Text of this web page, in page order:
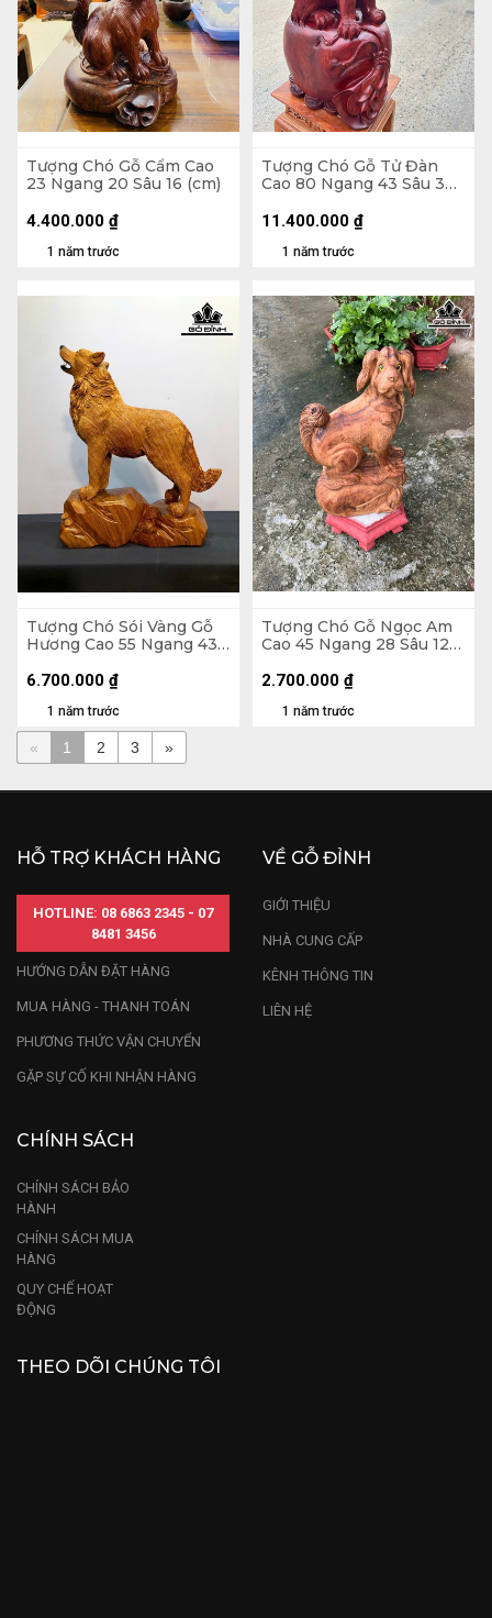
Tượng Chó Gỗ Cẩm Cao
23 Ngang 20 Sâu 16 (cm)
1 năm trước
4.400.000 ₫
Tượng Chó Gỗ Tử Đàn
Cao 80 Ngang 43 Sâu 34
1 năm trước
11.400.000 ₫
Tượng Chó Sói Vàng Gỗ
Hương Cao 55 Ngang 43
1 năm trước
6.700.000 ₫
Tượng Chó Gỗ Ngọc Am
Cao 45 Ngang 28 Sâu 12
1 năm trước
2.700.000 ₫
« 1 2 3 »
HỖ TRỢ KHÁCH HÀNG
HOTLINE: 08 6863 2345 - 07
8481 3456
HƯỚNG DẪN ĐẶT HÀNG
MUA HÀNG - THANH TOÁN
PHƯƠNG THỨC VẬN CHUYỂN
GẶP SỰ CỐ KHI NHẬN HÀNG
VỀ GỖ ĐỈNH
GIỚI THIỆU
NHÀ CUNG CẤP
KÊNH THÔNG TIN
LIÊN HỆ
CHÍNH SÁCH
CHÍNH SÁCH BẢO
HÀNH
CHÍNH SÁCH MUA
HÀNG
QUY CHẾ HOẠT
ĐỘNG
THEO DÕI CHÚNG TÔI